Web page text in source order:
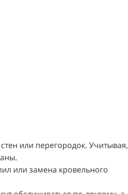
или перегородок. Учитывая,
или замена кровельного